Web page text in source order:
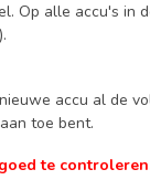
Op alle accu's in
accu al de
toe bent.
te